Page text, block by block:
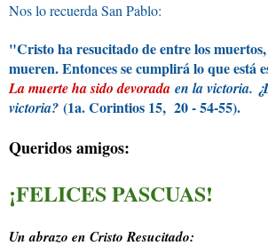
Nos lo recuerda San Pablo:
"Cristo ha resucitado de entre los
mueren. Entonces se cumplirá lo que está
La muerte ha sido devorada en la victoria.
victoria? (1a. Corintios 15, 20 - 54-55).
Queridos amigos:
¡FELICES PASCUAS!
Un abrazo en Cristo Resucitado: